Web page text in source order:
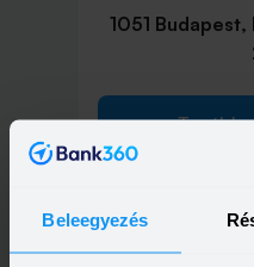
Beleegyezés
1051
Tovább